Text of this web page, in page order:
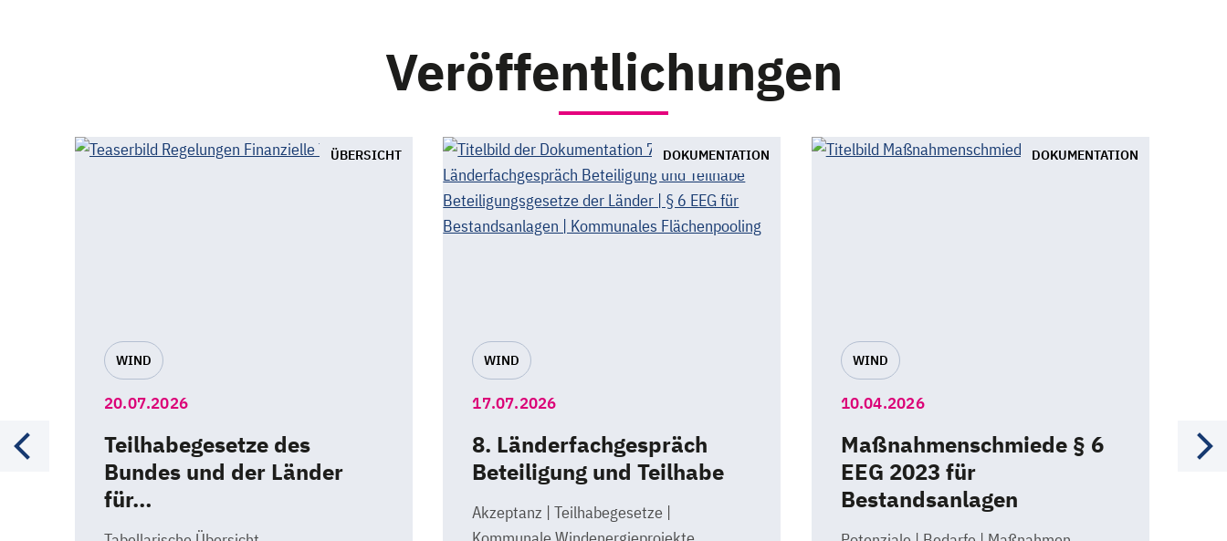
Veröffentlichungen
ÜBERSICHT
WIND
20.07.2026
Teilhabegesetze des
Bundes und der Länder
für…
DOKUMENTATION
WIND
17.07.2026
8. Länderfachgespräch
Beteiligung und Teilhabe
Akzeptanz | Teilhabegesetze |
DOKUMENTATION
WIND
10.04.2026
Maßnahmenschmiede § 6
EEG 2023 für
Bestandsanlagen